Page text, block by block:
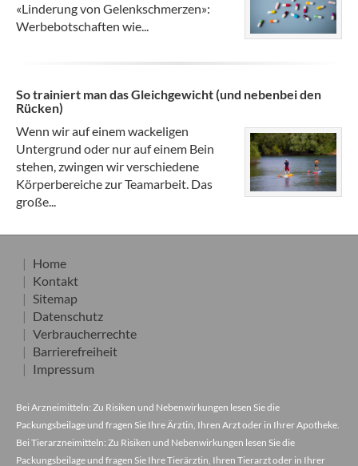
«Linderung von Gelenkschmerzen»:
Werbebotschaften wie...
So trainiert man das Gleichgewicht (und nebenbei den
Rücken)
Wenn wir auf einem wackeligen
Untergrund oder nur auf einem Bein
stehen, zwingen wir verschiedene
Körperbereiche zur Teamarbeit. Das
große...
Home
Kontakt
Sitemap
Datenschutz
Verbraucherrechte
Barrierefreiheit
Impressum
Bei Arzneimitteln: Zu Risiken und Nebenwirkungen lesen Sie die
Packungsbeilage und fragen Sie Ihre Ärztin, Ihren Arzt oder in Ihrer Apotheke.
Bei Tierarzneimitteln: Zu Risiken und Nebenwirkungen lesen Sie die
Packungsbeilage und fragen Sie Ihre Tierärztin, Ihren Tierarzt oder in Ihrer